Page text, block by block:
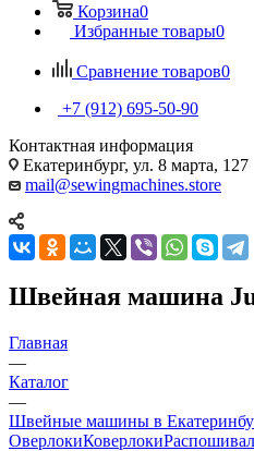
Корзина0
Избранные товары0
Сравнение товаров0
+7 (912) 695-50-90
Контактная информация
Екатеринбург, ул. 8 марта, 127
mail@sewingmachines.store
Швейная машина
Главная
—
Каталог
—
Швейные машины в
ОверлокиКоверлоки